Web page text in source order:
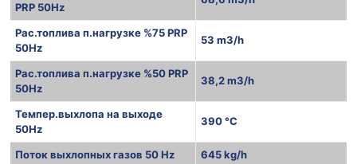
PRP 50Hz
Рас.топлива п.нагрузке %75 PRP
50Hz
53 m3/h
Рас.топлива п.нагрузке %50 PRP
50Hz
38,2 m3/h
Темпер.выхлопа на выходе
50Hz
390 °C
Поток выхлопных газов 50 Hz
645 kg/h